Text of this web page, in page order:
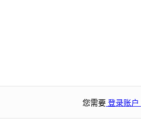
您需要 登录账户